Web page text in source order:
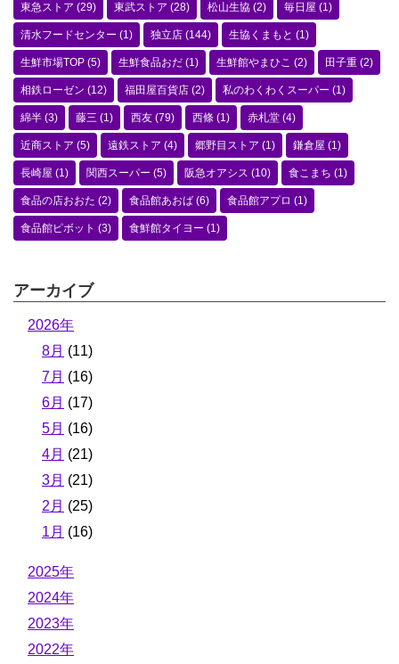
東急ストア (29) 東武ストア (28) 松山生協 (2) 毎日屋 (1)
清水フードセンター (1) 独立店 (144) 生協くまもと (1)
生鮮市場TOP (5) 生鮮食品おだ (1) 生鮮館やまひこ (2) 田子重 (2)
相鉄ローゼン (12) 福田屋百貨店 (2) 私のわくわくスーパー (1)
綿半 (3) 藤三 (1) 西友 (79) 西條 (1) 赤札堂 (4)
近商ストア (5) 遠鉄ストア (4) 郷野目ストア (1) 鎌倉屋 (1)
長崎屋 (1) 関西スーパー (5) 阪急オアシス (10) 食こまち (1)
食品の店おおた (2) 食品館あおば (6) 食品館アプロ (1)
食品館ピボット (3) 食鮮館タイヨー (1)
アーカイブ
2026年
8月 (11)
7月 (16)
6月 (17)
5月 (16)
4月 (21)
3月 (21)
2月 (25)
1月 (16)
2025年
2024年
2023年
2022年